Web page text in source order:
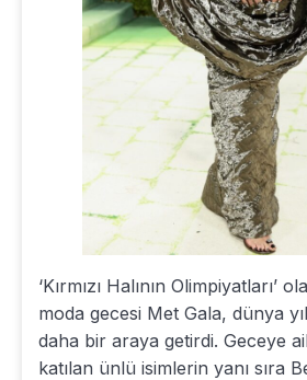
‘Kırmızı Halının Olimpiyatları’
moda gecesi Met Gala, dünya
daha bir araya getirdi. Geceye
katılan ünlü isimlerin yanı sıra